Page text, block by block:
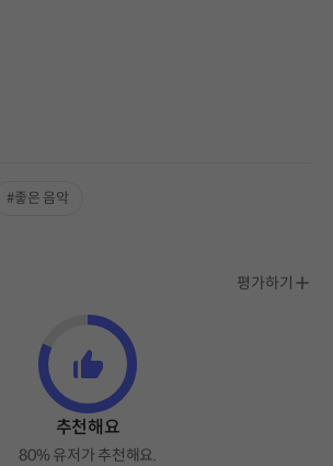
#좋은 음악
평가하기
추천해요
80% 유저가 추천해요.